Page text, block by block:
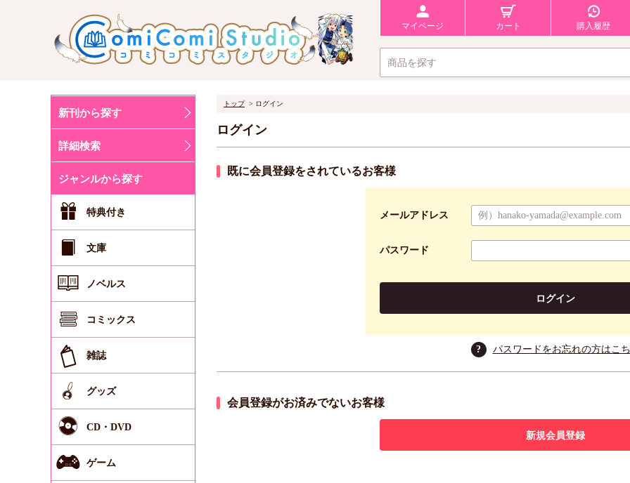
マイページ カート 購入履歴
新刊から探す
詳細検索
ジャンルから探す
特典付き
文庫
ノベルス
コミックス
雑誌
グッズ
CD・DVD
ゲーム
トップ ログイン
ログイン
既に会員登録をされているお客様
メールアドレス
パスワード
ログイン
? パスワードをお忘れの方はこ
会員登録がお済みでないお客様
新規会員登録